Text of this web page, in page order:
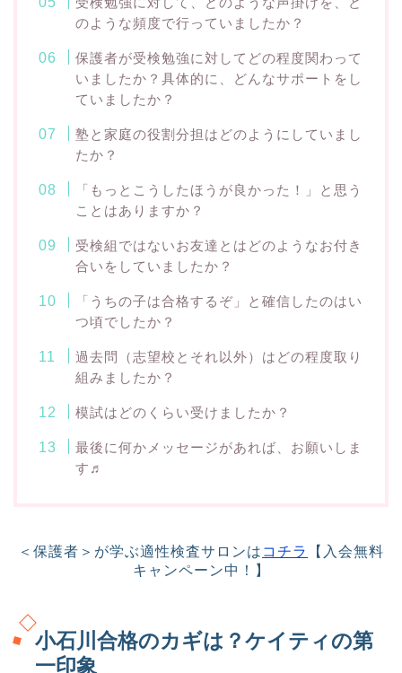
のような頻度で行っていましたか？
保護者が受検勉強に対してどの程度関わって
いましたか？具体的に、どんなサポートをし
ていましたか？
塾と家庭の役割分担はどのようにしていまし
たか？
「もっとこうしたほうが良かった！」と思う
ことはありますか？
受検組ではないお友達とはどのようなお付き
合いをしていましたか？
「うちの子は合格するぞ」と確信したのはい
つ頃でしたか？
過去問（志望校とそれ以外）はどの程度取り
組みましたか？
模試はどのくらい受けましたか？
最後に何かメッセージがあれば、お願いしま
す♬
＜保護者＞が学ぶ適性検査サロンは コチラ
【入会無料
キャンペーン中！】
小石川合格のカギは？ケイティの第
一印象